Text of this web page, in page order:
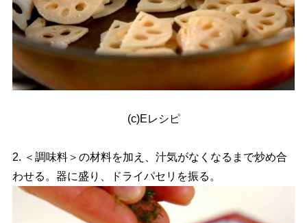
(c)Eレシピ
2. ＜調味料＞の材料を加え、汁気がなくなるまで炒め合
わせる。器に盛り、ドライパセリを振る。